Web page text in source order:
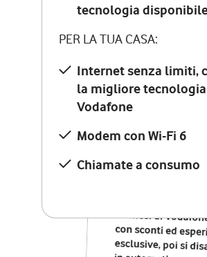
tecnologia
PER LA TUA CASA:
Internet senza limiti,
la migliore tecnologia
Vodafone
Modem con Wi-Fi 6
Chiamate a consumo
tecnologia
PER LA TUA CASA:
Internet senza
la migliore
Vodafone
Modem Seven con
Chiamate illimitate
numeri fissi e
nazionali
12 mesi di
con sconti ed
esclusive, poi si